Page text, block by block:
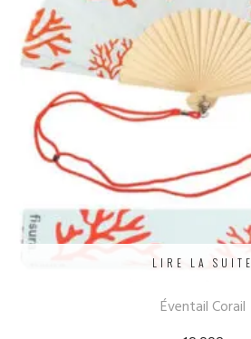
LIRE LA SUITE
Éventail Corail